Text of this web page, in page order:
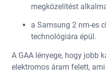
megközelítést
a Samsung 2 nm-es
technológiára épül.
A GAA lényege, hogy jobb
elektromos áram felett,